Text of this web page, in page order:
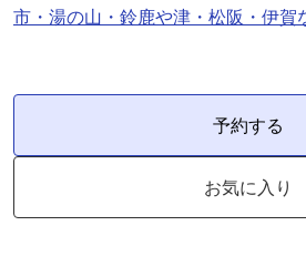
市・湯の山・鈴鹿や津・松阪・伊賀
予約する
お気に入り